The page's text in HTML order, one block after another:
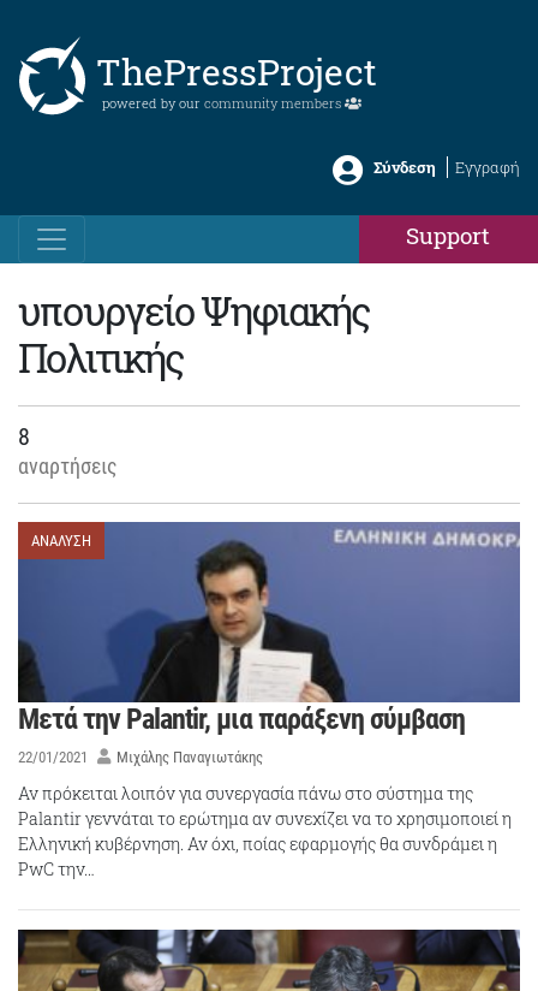
ThePressProject
powered by our community members
Σύνδεση Εγγραφή
Support
υπουργείο Ψηφιακής
Πολιτικής
8
αναρτήσεις
ΑΝΑΛΥΣΗ
Μετά την Palantir, μια παράξενη σύμβαση
22/01/2021 Μιχάλης Παναγιωτάκης
Αν πρόκειται λοιπόν για συνεργασία πάνω στο σύστημα της
Palantir γεννάται το ερώτημα αν συνεχίζει να το χρησιμοποιεί η
Ελληνική κυβέρνηση. Αν όχι, ποίας εφαρμογής θα συνδράμει η
PwC την…